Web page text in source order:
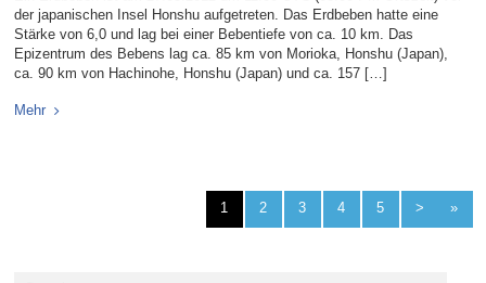
der japanischen Insel Honshu aufgetreten. Das Erdbeben hatte eine
Stärke von 6,0 und lag bei einer Bebentiefe von ca. 10 km. Das
Epizentrum des Bebens lag ca. 85 km von Morioka, Honshu (Japan),
ca. 90 km von Hachinohe, Honshu (Japan) und ca. 157 […]
Mehr
1 2 3 4 5 > »